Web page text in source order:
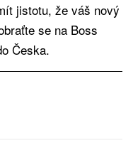
jistotu, že váš nový
se na Boss
Česka.